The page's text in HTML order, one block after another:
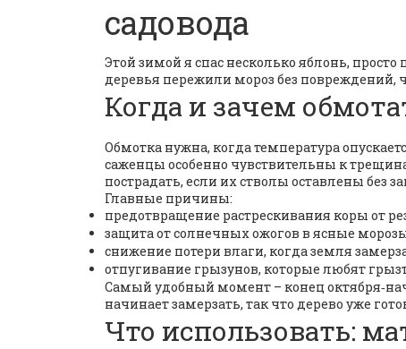
садовода
Этой зимой я спас несколько яблонь,
деревья пережили мороз без повреждений,
Когда и зачем
Обмотка нужна, когда температура
саженцы особенно чувствительны к
пострадать, если их стволы оставлены без
Главные причины:
предотвращение растрескивания коры от
защита от солнечных ожогов в ясные
снижение потери влаги, когда земля
отпугивание грызунов, которые любят
Самый удобный момент – конец
начинает замерзать, так что дерево уже
Что использовать: